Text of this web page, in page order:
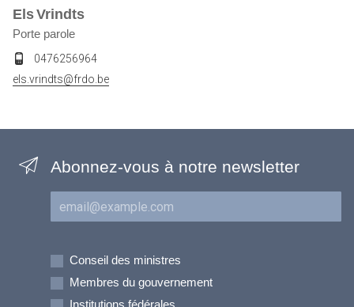
ElsVrindts
Porte parole
0476256964
els.vrindts@frdo.be
Abonnez-vous à notre newsletter
Courriel
Inscriptions
Conseil des ministres
Membres du gouvernement